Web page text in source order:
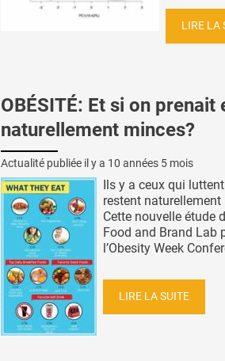
LIRE LA
OBÉSITÉ: Et si on prenait
naturellement minces?
Actualité publiée il y a 10 années 5 mois
Ils y a ceux qui
restent naturellement
Cette nouvelle étude
Food and Brand Lab
l’Obesity Week
LIRE LA SUITE